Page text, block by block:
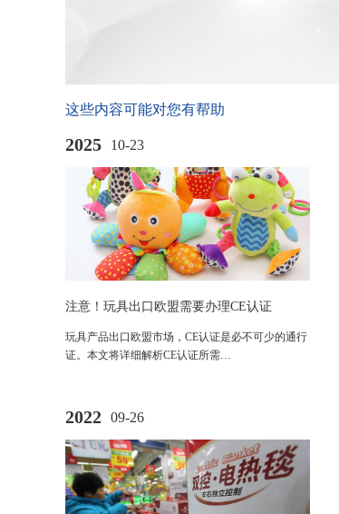
这些内容可能对您有帮助
2025 10-23
注意！玩具出口欧盟需要办理CE认证
玩具产品出口欧盟市场，CE认证是必不可少的通行
证。本文将详细解析CE认证所需…
2022 09-26